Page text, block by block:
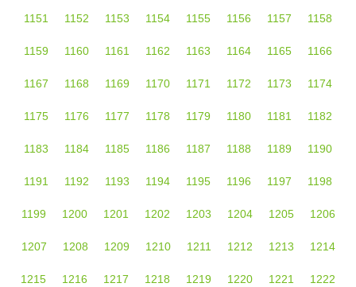
1151 1152 1153 1154 1155 1156 1157 1158
1159 1160 1161 1162 1163 1164 1165 1166
1167 1168 1169 1170 1171 1172 1173 1174
1175 1176 1177 1178 1179 1180 1181 1182
1183 1184 1185 1186 1187 1188 1189 1190
1191 1192 1193 1194 1195 1196 1197 1198
1199 1200 1201 1202 1203 1204 1205 1206
1207 1208 1209 1210 1211 1212 1213 1214
1215 1216 1217 1218 1219 1220 1221 1222